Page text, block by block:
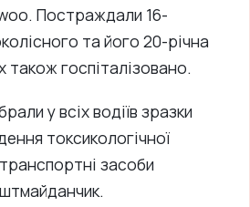
Постраждали 16-
та його 20-річна
госпіталізовано.
у всіх водіїв зразки
токсикологічної
засоби